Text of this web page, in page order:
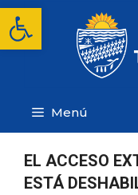
Abrir barra
Saltar
contenido
Menú
EL ACCESO
ESTÁ